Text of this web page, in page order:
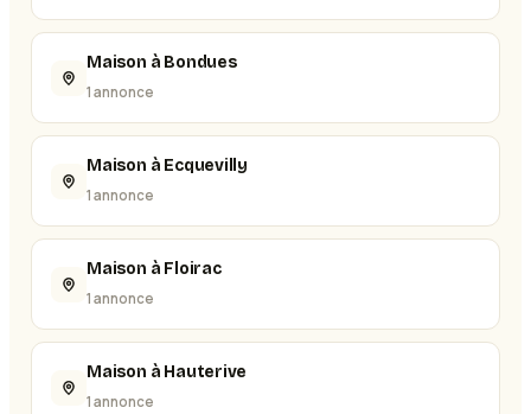
Maison à Bondues
1 annonce
Maison à Ecquevilly
1 annonce
Maison à Floirac
1 annonce
Maison à Hauterive
1 annonce